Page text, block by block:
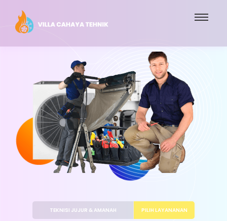
TEKNISI JUJUR & AMANAH PILIH LAYANANAN